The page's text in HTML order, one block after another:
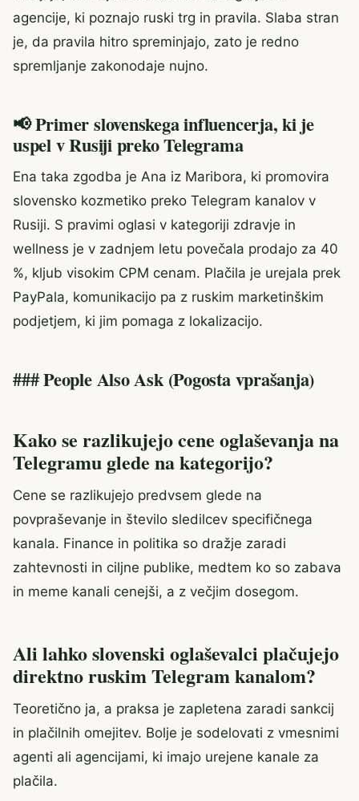
agencije, ki poznajo ruski trg in pravila. Slaba stran
je, da pravila hitro spreminjajo, zato je redno
spremljanje zakonodaje nujno.
📢 Primer slovenskega influencerja, ki je
uspel v Rusiji preko Telegrama
Ena taka zgodba je Ana iz Maribora, ki promovira
slovensko kozmetiko preko Telegram kanalov v
Rusiji. S pravimi oglasi v kategoriji zdravje in
wellness je v zadnjem letu povečala prodajo za 40
%, kljub visokim CPM cenam. Plačila je urejala prek
PayPala, komunikacijo pa z ruskim marketinškim
podjetjem, ki jim pomaga z lokalizacijo.
### People Also Ask (Pogosta vprašanja)
Kako se razlikujejo cene oglaševanja na
Telegramu glede na kategorijo?
Cene se razlikujejo predvsem glede na
povpraševanje in število sledilcev specifičnega
kanala. Finance in politika so dražje zaradi
zahtevnosti in ciljne publike, medtem ko so zabava
in meme kanali cenejši, a z večjim dosegom.
Ali lahko slovenski oglaševalci plačujejo
direktno ruskim Telegram kanalom?
Teoretično ja, a praksa je zapletena zaradi sankcij
in plačilnih omejitev. Bolje je sodelovati z vmesnimi
agenti ali agencijami, ki imajo urejene kanale za
plačila.